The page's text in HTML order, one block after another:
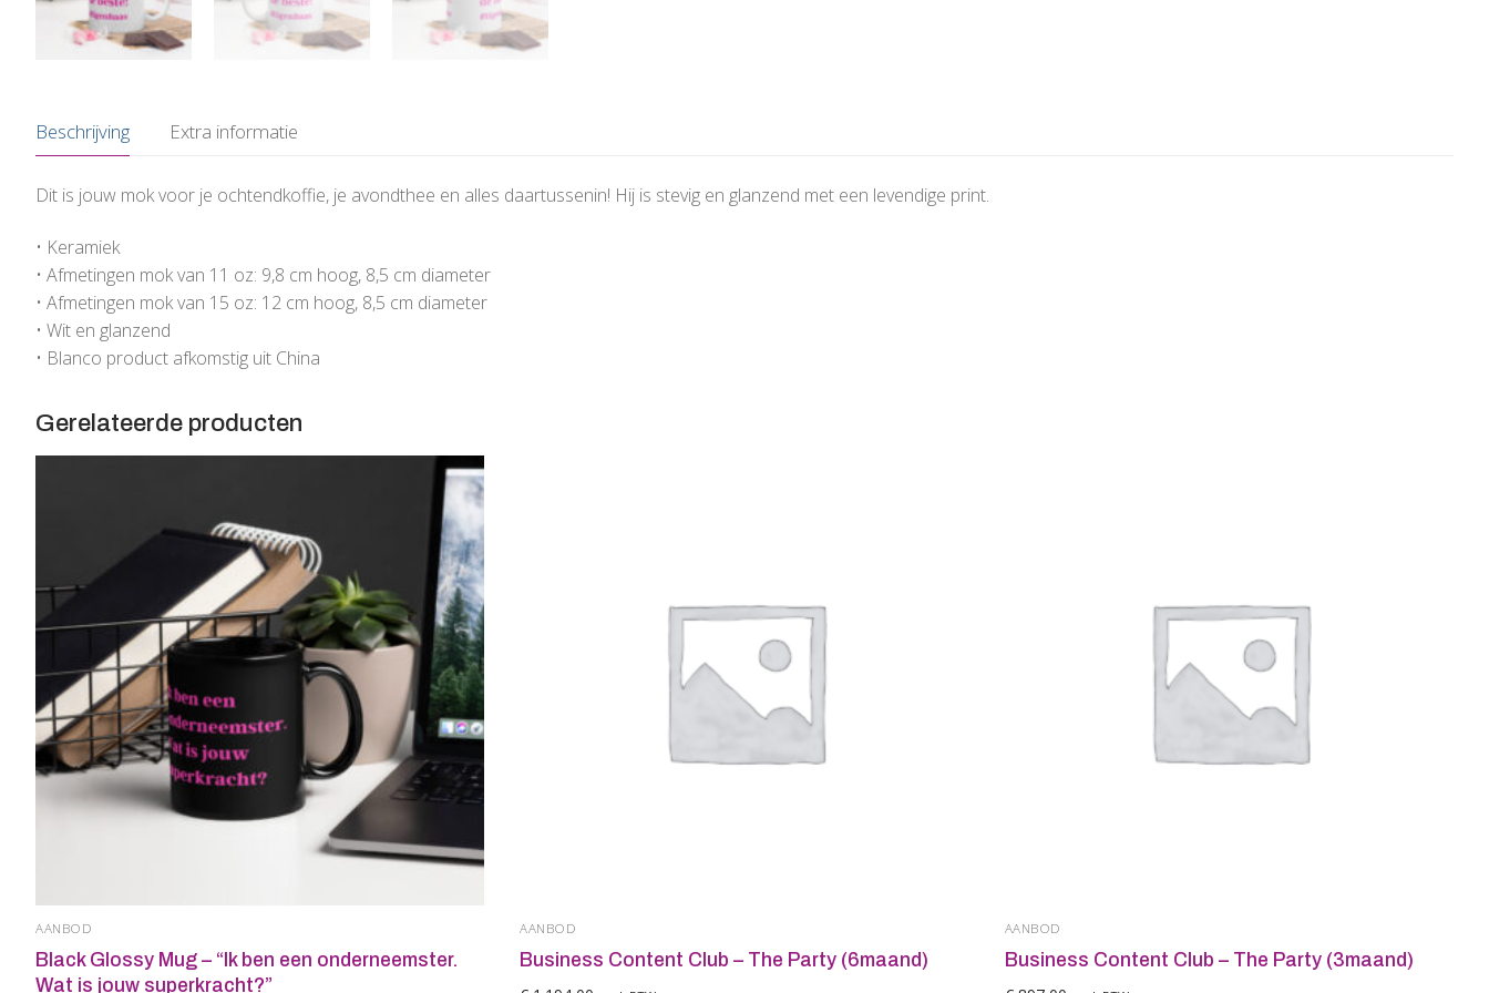
Beschrijving Extra informatie
Dit is jouw mok voor je ochtendkoffie, je avondthee en alles daartussenin! Hij is stevig en glanzend met een levendige print.
• Keramiek
• Afmetingen mok van 11 oz: 9,8 cm hoog, 8,5 cm diameter
• Afmetingen mok van 15 oz: 12 cm hoog, 8,5 cm diameter
• Wit en glanzend
• Blanco product afkomstig uit China
Gerelateerde producten
AANBOD
Black Glossy Mug – “Ik ben een onderneemster.
Wat is jouw superkracht?”
AANBOD
Business Content Club – The Party (6maand)
AANBOD
Business Content Club – The Party (3maand)